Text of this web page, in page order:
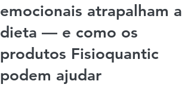
emocionais atrapalham a
dieta — e como os
produtos Fisioquantic
podem ajudar